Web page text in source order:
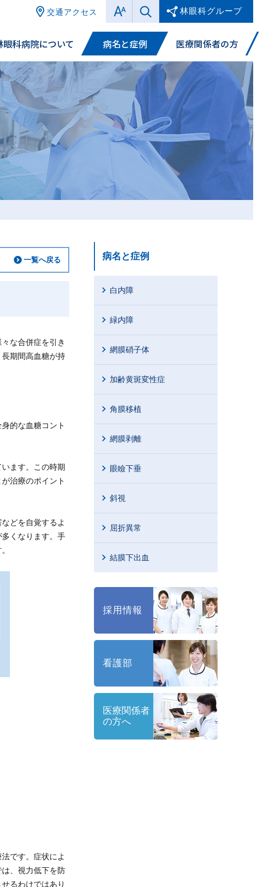
林眼科グループ
交通アクセス
眼科病院について 病名と症例 医療関係者の方
一覧へ戻る
な合併症を引き
期間高血糖が持
的な血糖コント
ます。この時期
治療のポイント
どを自覚するよ
くなります。手
です。症状によ
、視力低下を防
るわけではあり
病名と症例
白内障
緑内障
網膜硝子体
加齢黄斑変性症
角膜移植
網膜剥離
眼瞼下垂
斜視
屈折異常
結膜下出血
採用情報
看護部
医療関係者
の方へ